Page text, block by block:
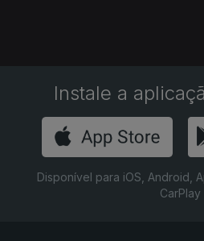
Instale a
Disponível para iOS, Android,
CarPlay